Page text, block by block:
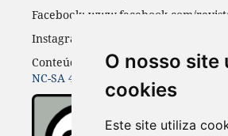
O nosso site
cookies
Este site utiliza
Facebook: www.facebook.com/
Instagran: revista_floresta
Conteúdos do periódico licenciados
NC-SA 4.0